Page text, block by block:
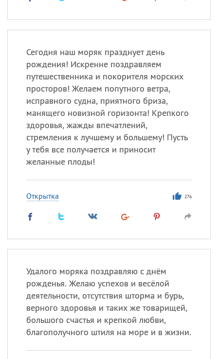
Сегодня наш моряк празднует день
рождения! Искренне поздравляем
путешественника и покорителя морских
просторов! Желаем попутного ветра,
исправного судна, приятного бриза,
манящего новизной горизонта! Крепкого
здоровья, жажды впечатлений,
стремления к лучшему и большему! Пусть
у тебя все получается и приносит
желанные плоды!
Открытка 276
Удалого моряка поздравляю с днём
рожденья. Желаю успехов и весёлой
деятельности, отсутствия шторма и бурь,
верного здоровья и таких же товарищей,
большого счастья и крепкой любви,
благополучного штиля на море и в жизни.